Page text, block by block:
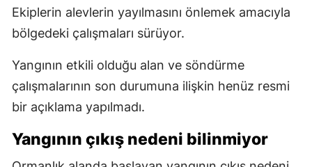
Ekiplerin alevlerin yayılmasını önlemek amacıyla
bölgedeki çalışmaları sürüyor.
Yangının etkili olduğu alan ve söndürme
çalışmalarının son durumuna ilişkin henüz resmi
bir açıklama yapılmadı.
Yangının çıkış nedeni bilinmiyor